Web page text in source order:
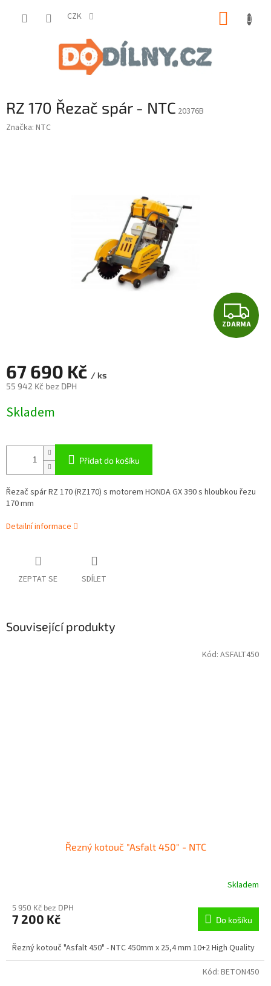
CZK
RZ 170 Řezač spár - NTC 20376B
Značka: NTC
Z
D
ZDARMA
67 690 Kč / ks
55 942 Kč bez DPH
cena:
Skladem
Přidat do košíku
Řezač spár RZ 170 (RZ170) s motorem HONDA GX 390 s hloubkou řezu
170 mm
Detailní informace
ZEPTAT SE SDÍLET
Související produkty
Řezný kotouč "Asfalt 450" - NTC
Skladem
5 950 Kč bez DPH
7 200 Kč Do košíku
Řezný kotouč "Asfalt 450" - NTC 450mm x 25,4 mm 10+2 High Quality
Kód: ASFALT450
Kód: BETON450